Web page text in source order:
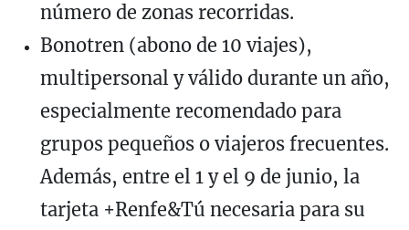
número de zonas recorridas.
Bonotren (abono de 10 viajes),
multipersonal y válido durante un año,
especialmente recomendado para
grupos pequeños o viajeros frecuentes.
Además, entre el 1 y el 9 de junio, la
tarjeta +Renfe&Tú necesaria para su